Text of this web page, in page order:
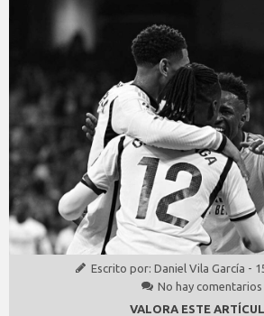
Escrito por: Daniel Vila García -
No hay comentarios
VALORA ESTE